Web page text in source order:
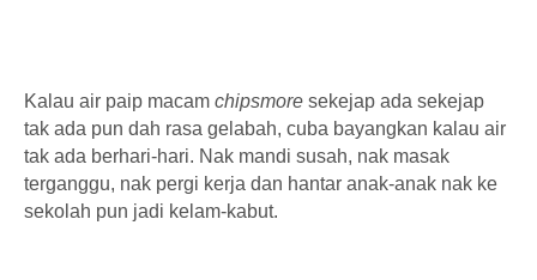
Kalau air paip macam chipsmore sekejap ada sekejap
tak ada pun dah rasa gelabah, cuba bayangkan kalau air
tak ada berhari-hari. Nak mandi susah, nak masak
terganggu, nak pergi kerja dan hantar anak-anak nak ke
sekolah pun jadi kelam-kabut.